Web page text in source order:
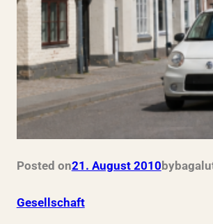
Posted on21. August 2010 by
Gesellschaft